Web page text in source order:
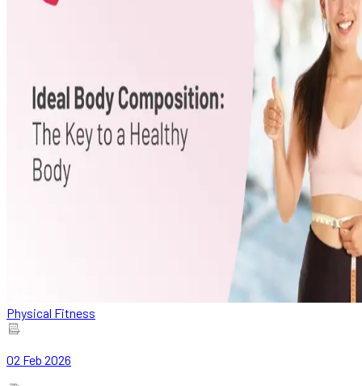
Physical Fitness
02 Feb 2026